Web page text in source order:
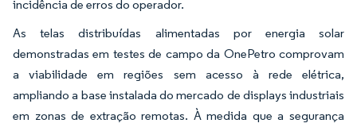
incidência de erros do operador.
As telas distribuídas alimentadas por energia solar
demonstradas em testes de campo da OnePetro comprovam
a viabilidade em regiões sem acesso à rede elétrica,
ampliando a base instalada do mercado de displays industriais
em zonas de extração remotas. À medida que a segurança